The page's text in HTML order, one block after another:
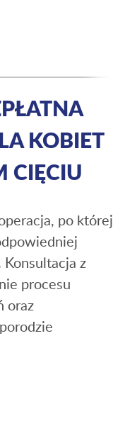
KOBIET
CIĘCIU
po której
z
procesu
oraz